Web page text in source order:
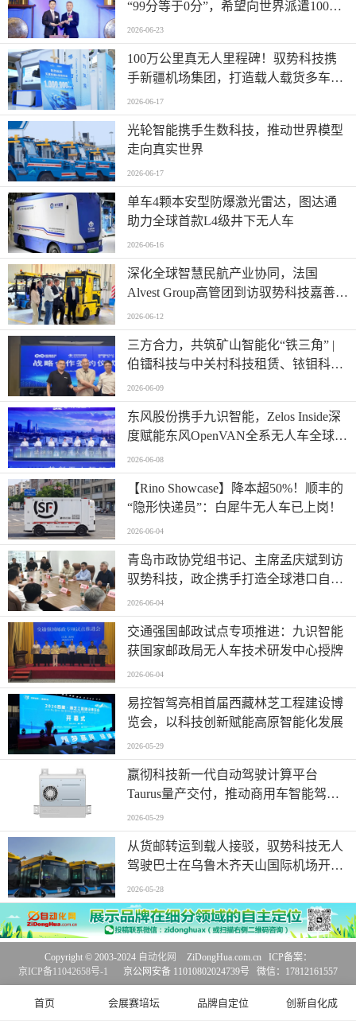
“99分等于0分”，希望向世界派遣100万
名AI司机
2026-06-23
100万公里真无人里程碑！驭势科技携
手新疆机场集团，打造载人载货多车型
全场景运营标杆
2026-06-17
光轮智能携手生数科技，推动世界模型
走向真实世界
2026-06-17
单车4颗本安型防爆激光雷达，图达通
助力全球首款L4级井下无人车
2026-06-16
深化全球智慧民航产业协同，法国
Alvest Group高管团到访驭势科技嘉善研
发测试和应用创新中心
2026-06-12
三方合力，共筑矿山智能化“铁三角” |
伯镭科技与中关村科技租赁、铱钼科技
正式签署三方战略合作协议
2026-06-09
东风股份携手九识智能，Zelos Inside深
度赋能东风OpenVAN全系无人车全球首
发
2026-06-08
【Rino Showcase】降本超50%！顺丰的
“隐形快递员”：白犀牛无人车已上岗！
2026-06-04
青岛市政协党组书记、主席孟庆斌到访
驭势科技，政企携手打造全球港口自动
驾驶应用样板
2026-06-04
交通强国邮政试点专项推进：九识智能
获国家邮政局无人车技术研发中心授牌
2026-06-04
易控智驾亮相首届西藏林芝工程建设博
览会，以科技创新赋能高原智能化发展
2026-05-29
嬴彻科技新一代自动驾驶计算平台
Taurus量产交付，推动商用车智能驾驶
加速渗透
2026-05-29
从货邮转运到载人接驳，驭势科技无人
驾驶巴士在乌鲁木齐天山国际机场开启
无人化运营
2026-05-28
首页 会展赛培坛 品牌自定位 创新自化成
Copyright © 2003-2024 自动化网
ZiDongHua.com.cn ICP备案：
京ICP备11042658号-1
京公网安备 11010802024739号 微信：17812161557